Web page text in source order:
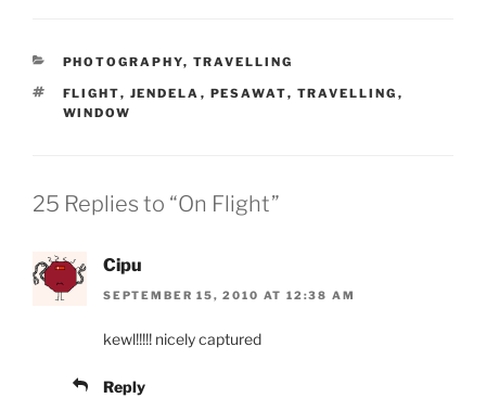
CATEGORIES
PHOTOGRAPHY, TRAVELLING
TAGS
FLIGHT, JENDELA , PESAWAT, TRAVELLING ,
WINDOW
25 Replies to “On Flight”
Cipu
SEPTEMBER 15, 2010 AT 12:38 AM
kewl!!!!! nicely captured
Reply